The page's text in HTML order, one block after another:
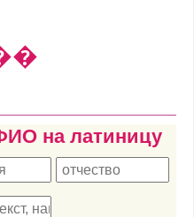
на латиницу